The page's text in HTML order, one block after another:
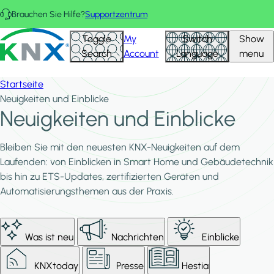
Direkt zum Inhalt
Brauchen Sie Hilfe?Supportzentrum
KNX - Homepage Toggle
Search
My
Account
Switch
Language
Show
menu
Startseite
Neuigkeiten und Einblicke
Neuigkeiten und Einblicke
Bleiben Sie mit den neuesten KNX-Neuigkeiten auf dem
Laufenden: von Einblicken in Smart Home und Gebäudetechnik
bis hin zu ETS-Updates, zertifizierten Geräten und
Automatisierungsthemen aus der Praxis.
Was ist neu Nachrichten Einblicke
KNXtoday Presse Hestia